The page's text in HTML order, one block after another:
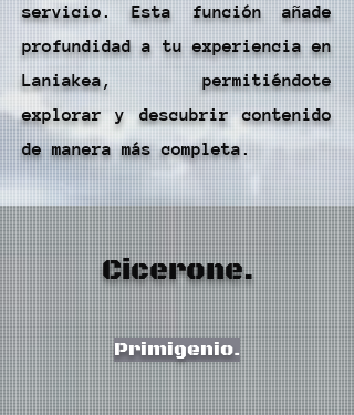
servicio. Esta función añade
profundidad a tu experiencia en
Laniakea, permitiéndote
explorar y descubrir contenido
de manera más completa.
Cicerone.
Primigenio.